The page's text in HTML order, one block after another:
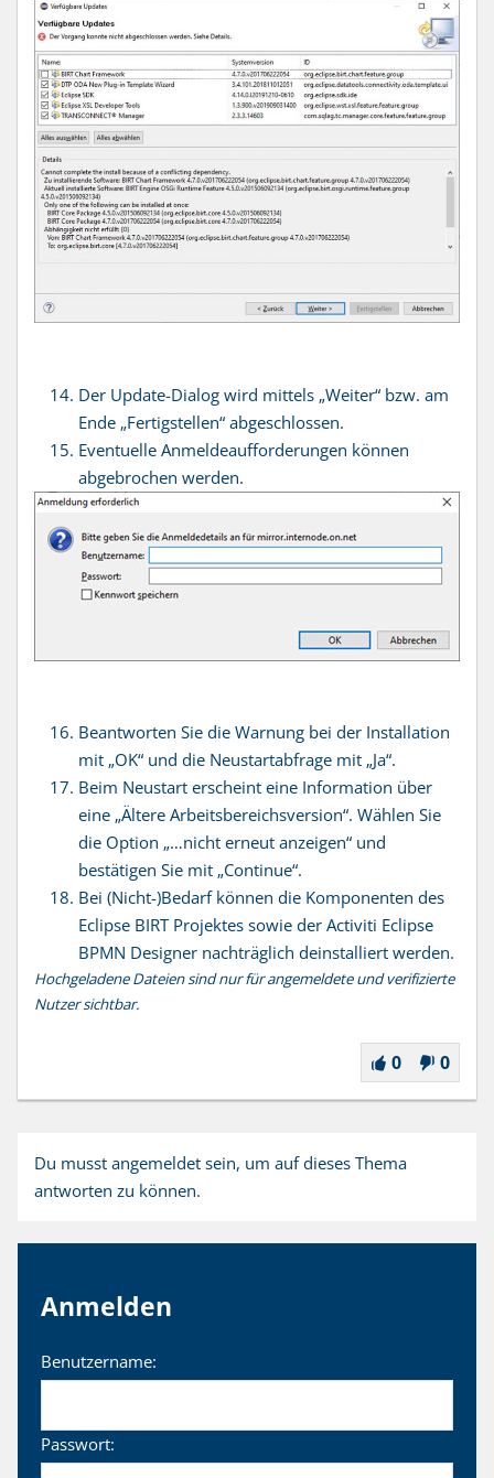
Der Update-Dialog wird mittels „Weiter“ bzw. am
Ende „Fertigstellen“ abgeschlossen.
Eventuelle Anmeldeaufforderungen können
abgebrochen werden.
Beantworten Sie die Warnung bei der Installation
mit „OK“ und die Neustartabfrage mit „Ja“.
Beim Neustart erscheint eine Information über
eine „Ältere Arbeitsbereichsversion“. Wählen Sie
die Option „…nicht erneut anzeigen“ und
bestätigen Sie mit „Continue“.
Bei (Nicht-)Bedarf können die Komponenten des
Eclipse BIRT Projektes sowie der Activiti Eclipse
BPMN Designer nachträglich deinstalliert werden.
Hochgeladene Dateien sind nur für angemeldete und verifizierte
Nutzer sichtbar.
0 0
Du musst angemeldet sein, um auf dieses Thema
antworten zu können.
Anmelden
Benutzername:
Passwort: